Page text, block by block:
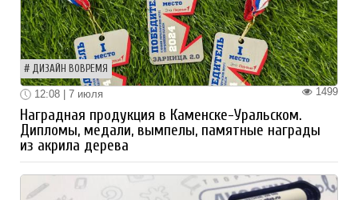
ДИЗАЙН ВОВРЕМЯ
1499
12:08 | 7 июля
Наградная продукция в Каменске-Уральском.
Дипломы, медали, вымпелы, памятные награды
из акрила дерева